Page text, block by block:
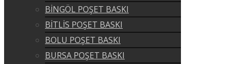
BİNGÖL POŞET BASKI
BİTLİS POŞET BASKI
BOLU POŞET BASKI
BURSA POŞET BASKI